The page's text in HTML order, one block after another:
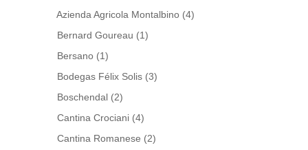
Azienda Agricola Montalbino (4)
Bernard Goureau (1)
Bersano (1)
Bodegas Félix Solis (3)
Boschendal (2)
Cantina Crociani (4)
Cantina Romanese (2)